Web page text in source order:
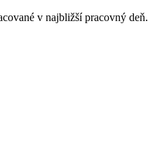
v najbližší pracovný deň.